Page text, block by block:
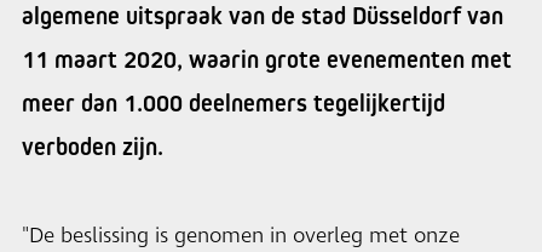
algemene uitspraak van de stad Düsseldorf van
11 maart 2020, waarin grote evenementen met
meer dan 1.000 deelnemers tegelijkertijd
verboden zijn.
"De beslissing is genomen in overleg met onze